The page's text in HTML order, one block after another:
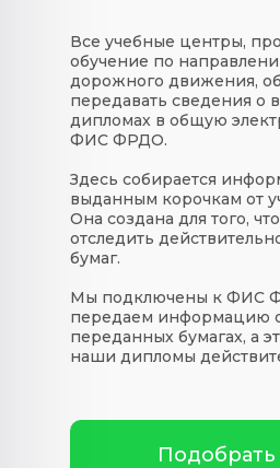
Все учебные центры,
обучение по
дорожного движения,
передавать сведения о
дипломах в общую
ФИС ФРДО.
Здесь собирается
выданным корочкам от
Она создана для того,
отследить
бумаг.
Мы подключены к ФИС
передаем информацию
переданных бумагах, а
наши дипломы
Подобрать